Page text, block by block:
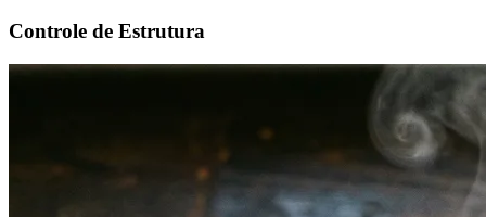
Controle de Estrutura